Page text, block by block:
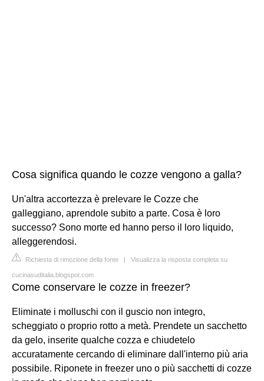
Cosa significa quando le cozze vengono a galla?
Un'altra accortezza è prelevare le Cozze che
galleggiano, aprendole subito a parte. Cosa è loro
successo? Sono morte ed hanno perso il loro liquido,
alleggerendosi.
Richiesta di rimozione della fonte | Visualizza la risposta completa su
cucinasuditalia.blogspot.com
Come conservare le cozze in freezer?
Eliminate i molluschi con il guscio non integro,
scheggiato o proprio rotto a metà. Prendete un sacchetto
da gelo, inserite qualche cozza e chiudetelo
accuratamente cercando di eliminare dall'interno più aria
possibile. Riponete in freezer uno o più sacchetti di cozze